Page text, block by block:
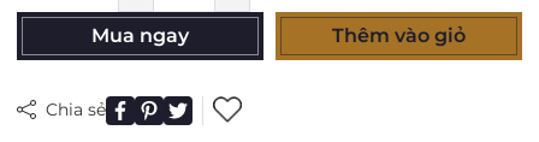
Mua ngay Thêm vào giỏ
Chia sẻ